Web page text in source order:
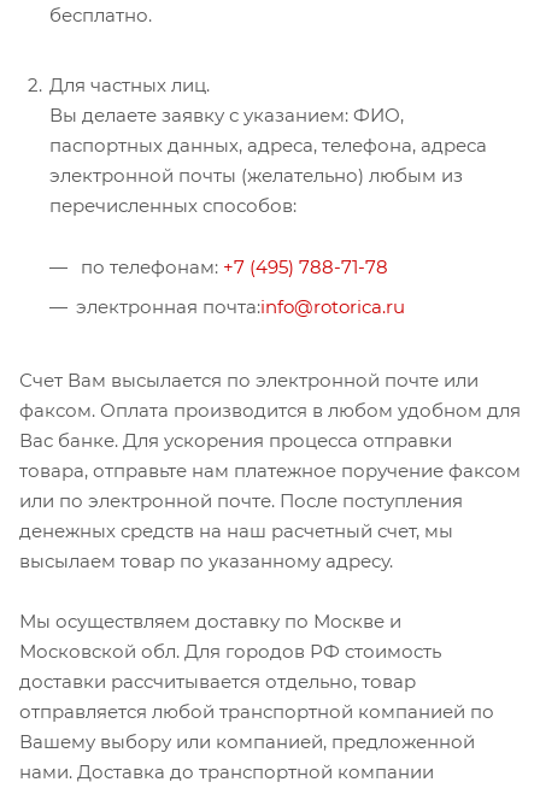
бесплатно.
Для частных лиц.
Вы делаете заявку с указанием: ФИО,
паспортных данных, адреса, телефона, адреса
электронной почты (желательно) любым из
перечисленных способов:
по телефонам: +7 (495) 788-71-78
электронная почта:info@rotorica.ru
Счет Вам высылается по электронной почте или
факсом. Оплата производится в любом удобном для
Вас банке. Для ускорения процесса отправки
товара, отправьте нам платежное поручение факсом
или по электронной почте. После поступления
денежных средств на наш расчетный счет, мы
высылаем товар по указанному адресу.
Мы осуществляем доставку по Москве и
Московской обл. Для городов РФ стоимость
доставки рассчитывается отдельно, товар
отправляется любой транспортной компанией по
Вашему выбору или компанией, предложенной
нами. Доставка до транспортной компании